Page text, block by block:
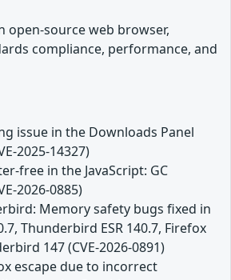
open-source web browser,
compliance, performance, and
issue in the Downloads Panel
2025-14327)
free in the JavaScript: GC
2026-0885)
Memory safety bugs fixed in
Thunderbird ESR 140.7, Firefox
147 (CVE-2026-0891)
escape due to incorrect